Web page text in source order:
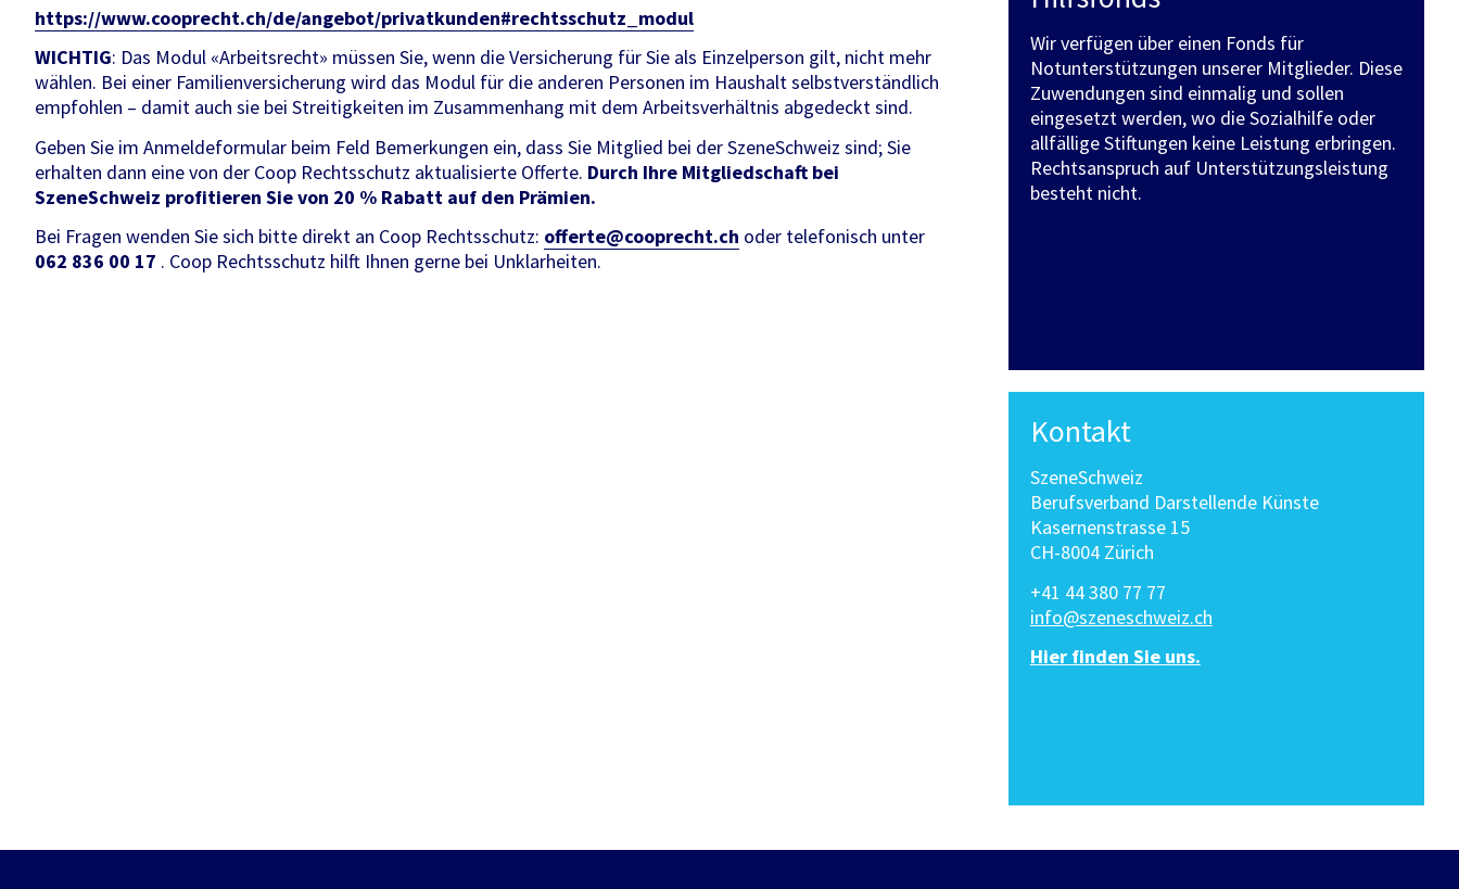
https://www.cooprecht.ch/de/angebot/privatkunden#rechtsschutz_modul
WICHTIG: Das Modul «Arbeitsrecht» müssen Sie, wenn die Versicherung für Sie als Einzelperson gilt, nicht mehr
wählen. Bei einer Familienversicherung wird das Modul für die anderen Personen im Haushalt selbstverständlich
empfohlen – damit auch sie bei Streitigkeiten im Zusammenhang mit dem Arbeitsverhältnis abgedeckt sind.
Geben Sie im Anmeldeformular beim Feld Bemerkungen ein, dass Sie Mitglied bei der SzeneSchweiz sind; Sie
erhalten dann eine von der Coop Rechtsschutz aktualisierte Offerte. Durch Ihre Mitgliedschaft bei
SzeneSchweiz profitieren Sie von 20 % Rabatt auf den Prämien.
Bei Fragen wenden Sie sich bitte direkt an Coop Rechtsschutz: offerte@cooprecht.ch oder telefonisch unter
062 836 00 17 . Coop Rechtsschutz hilft Ihnen gerne bei Unklarheiten.
Wir verfügen über einen Fonds für
Notunterstützungen unserer Mitglieder. Diese
Zuwendungen sind einmalig und sollen
eingesetzt werden, wo die Sozialhilfe oder
allfällige Stiftungen keine Leistung erbringen.
Rechtsanspruch auf Unterstützungsleistung
besteht nicht.
Kontakt
SzeneSchweiz
Berufsverband Darstellende Künste
Kasernenstrasse 15
CH-8004 Zürich
+41 44 380 77 77
info@szeneschweiz.ch
Hier finden Sie uns.